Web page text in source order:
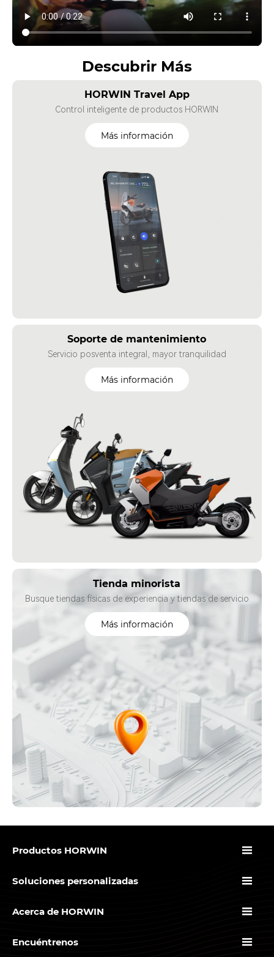
Descubrir Más
HORWIN Travel App
Control inteligente de productos HORWIN
Más información
Soporte de mantenimiento
Servicio posventa integral, mayor tranquilidad
Más información
Tienda minorista
Busque tiendas físicas de experiencia y tiendas de servicio
Más información
Productos HORWIN 
Soluciones personalizadas 
Acerca de HORWIN 
Encuéntrenos 